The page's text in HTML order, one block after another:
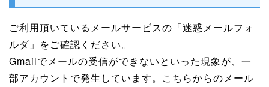
ご利用頂いているメールサービスの「迷惑メールフォ
ルダ」をご確認ください。
Gmailでメールの受信ができないといった現象が、一
部アカウントで発生しています。こちらからのメール